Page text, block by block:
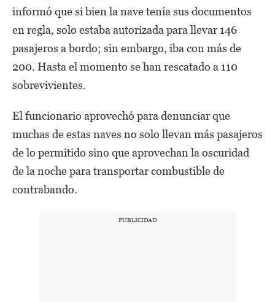
informó que si bien la nave tenía sus documentos
en regla, solo estaba autorizada para llevar 146
pasajeros a bordo; sin embargo, iba con más de
200. Hasta el momento se han rescatado a 110
sobrevivientes.
El funcionario aprovechó para denunciar que
muchas de estas naves no solo llevan más pasajeros
de lo permitido sino que aprovechan la oscuridad
de la noche para transportar combustible de
contrabando.